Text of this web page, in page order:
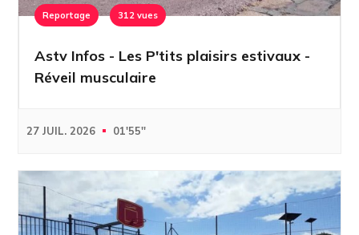
Reportage 312 vues
Astv Infos - Les P'tits plaisirs estivaux -
Réveil musculaire
27 JUIL. 2026 01'55''